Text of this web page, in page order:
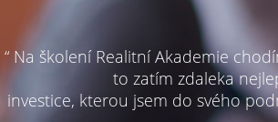
“ Na školení Realitní Akademie
to zatím zdaleka
investice, kterou jsem do svého